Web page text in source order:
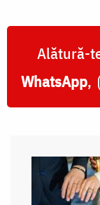
Alătură-
WhatsApp,